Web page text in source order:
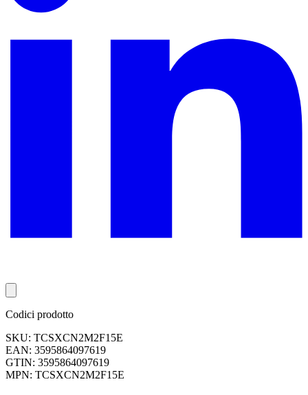
Codici prodotto
SKU: TCSXCN2M2F15E
EAN: 3595864097619
GTIN: 3595864097619
MPN: TCSXCN2M2F15E